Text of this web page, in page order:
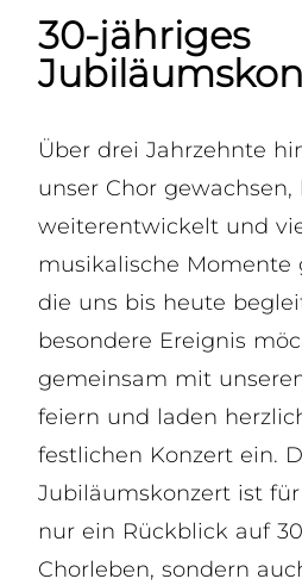
30-jähriges
Über drei Jahrzehnte
unser Chor gewachsen,
weiterentwickelt und
musikalische Momente
die uns bis heute
besondere Ereignis
gemeinsam mit
feiern und laden
festlichen Konzert ein.
Jubiläumskonzert ist
nur ein Rückblick auf
Chorleben, sondern